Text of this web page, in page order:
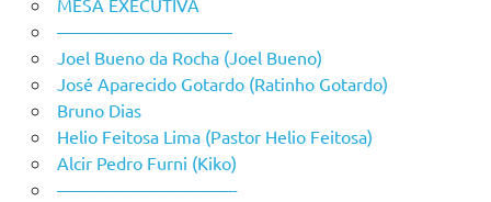
MESA EXECUTIVA
——————————
Joel Bueno da Rocha (Joel Bueno)
José Aparecido Gotardo (Ratinho Gotardo)
Bruno Dias
Helio Feitosa Lima (Pastor Helio Feitosa)
Alcir Pedro Furni (Kiko)
——————————-